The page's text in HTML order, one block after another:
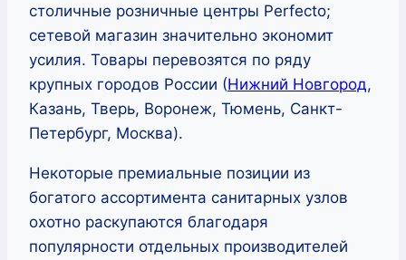
столичные розничные центры Perfecto;
сетевой магазин значительно экономит
усилия. Товары перевозятся по ряду
крупных городов России (Нижний Новгород,
Казань, Тверь, Воронеж, Тюмень, Санкт-
Петербург, Москва).
Некоторые премиальные позиции из
богатого ассортимента санитарных узлов
охотно раскупаются благодаря
популярности отдельных производителей